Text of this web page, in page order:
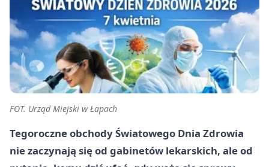
FOT. Urząd Miejski w Łapach
Tegoroczne obchody Światowego Dnia Zdrowia
nie zaczynają się od gabinetów lekarskich, ale od